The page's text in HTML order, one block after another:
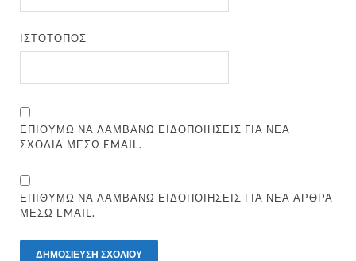
ΙΣΤΌΤΟΠΟΣ
ΕΠΙΘΥΜΏ ΝΑ ΛΑΜΒΆΝΩ ΕΙΔΟΠΟΙΉΣΕΙΣ ΓΙΑ ΝΈΑ
ΣΧΌΛΙΑ ΜΈΣΩ EMAIL.
ΕΠΙΘΥΜΏ ΝΑ ΛΑΜΒΆΝΩ ΕΙΔΟΠΟΙΉΣΕΙΣ ΓΙΑ ΝΈΑ ΆΡΘΡΑ
ΜΈΣΩ EMAIL.